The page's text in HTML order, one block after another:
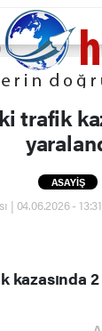
trafik
ASAYİŞ
| 04.06.2026 -
kazasında